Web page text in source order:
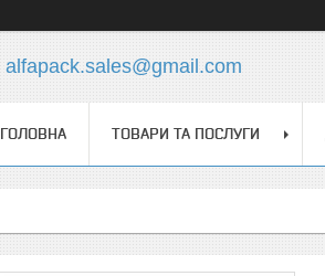
alfapack.sales@gmail.com
ГОЛОВНА ТОВАРИ ТА ПОСЛУГИ